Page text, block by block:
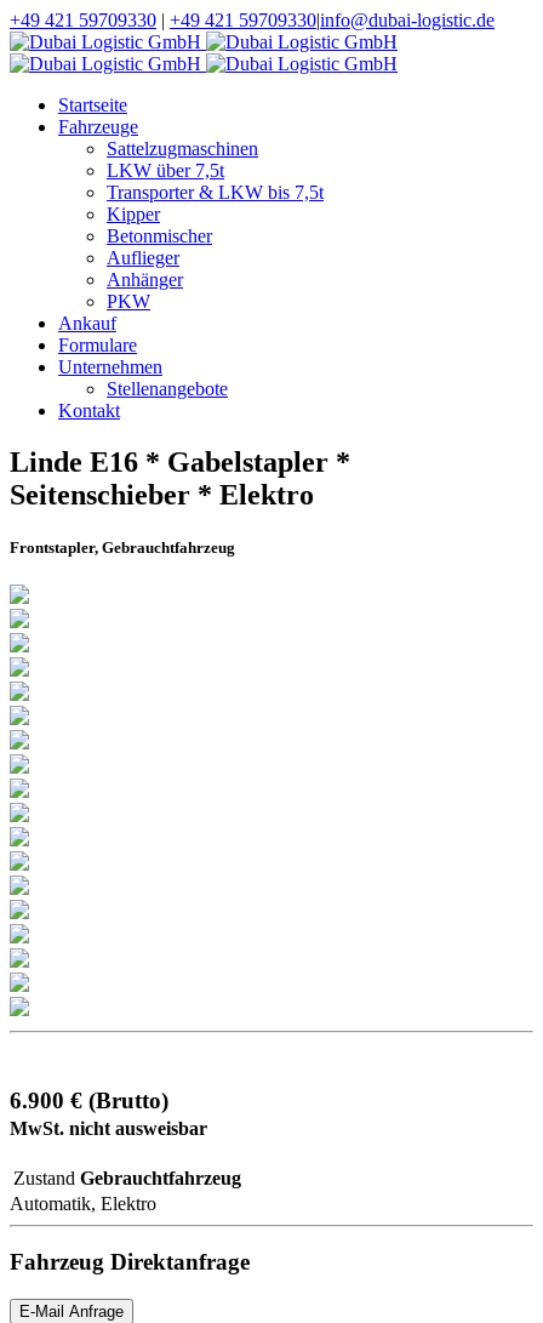
+49 421 59709330 | +49 421 59709330|info@dubai-logistic.de
Startseite
Fahrzeuge
Sattelzugmaschinen
LKW über 7,5t
Transporter & LKW bis 7,5t
Kipper
Betonmischer
Auflieger
Anhänger
PKW
Ankauf
Formulare
Unternehmen
Stellenangebote
Kontakt
Linde E16 * Gabelstapler *
Seitenschieber * Elektro
Frontstapler, Gebrauchtfahrzeug
6.900 € (Brutto)
MwSt. nicht ausweisbar
Zustand Gebrauchtfahrzeug
Automatik, Elektro
Fahrzeug Direktanfrage
E-Mail Anfrage